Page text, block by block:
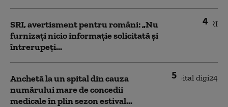
4
SRI, avertisment pentru români: „Nu
furnizați nicio informație solicitată și
întrerupeți...
5
Anchetă la un spital din cauza
numărului mare de concedii
medicale în plin sezon estival...